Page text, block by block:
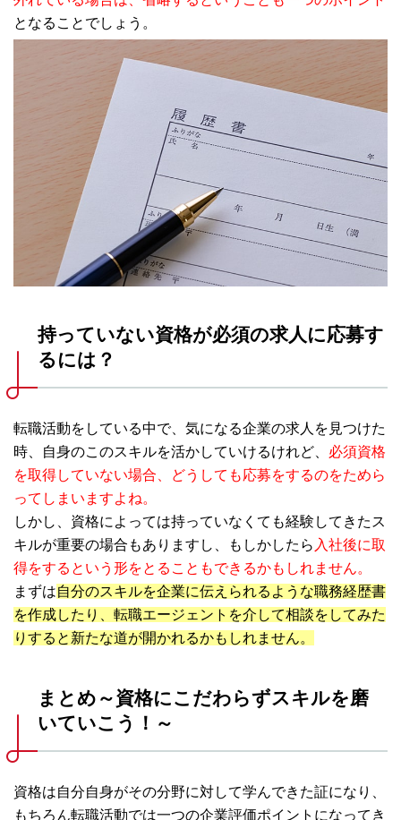
となることでしょう。
持っていない資格が必須の求人に応募す
るには？
転職活動をしている中で、気になる企業の求人を見つけた
時、自身のこのスキルを活かしていけるけれど、 必須資格
を取得していない場合、どうしても応募をするのをためら
ってしまいますよね。
しかし、資格によっては持っていなくても経験してきたス
キルが重要の場合もありますし、もしかしたら 入社後に取
得をするという形をとることもできるかもしれません。
まずは自分のスキルを企業に伝えられるような職務経歴書
を作成したり、転職エージェントを介して相談をしてみた
りすると新たな道が開かれるかもしれません。
まとめ～資格にこだわらずスキルを磨
いていこう！～
資格は自分自身がその分野に対して学んできた証になり、
もちろん転職活動では一つの企業評価ポイントになってき